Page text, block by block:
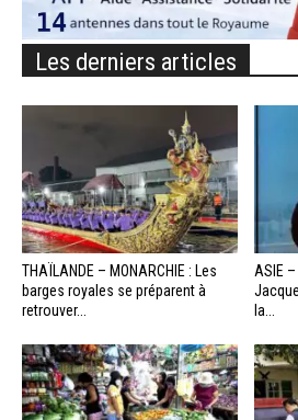
Les derniers articles
THAÏLANDE – MONARCHIE : Les
barges royales se préparent à
retrouver...
ASIE
la...